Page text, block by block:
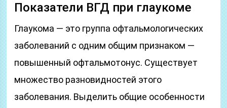
Показатели ВГД при глаукоме
Глаукома — это группа офтальмологических
заболеваний с одним общим признаком —
повышенный офтальмотонус. Существует
множество разновидностей этого
заболевания. Выделить общие особенности